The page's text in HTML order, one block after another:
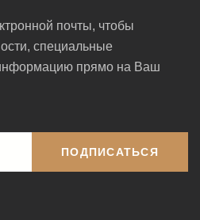
почты, чтобы
специальные
прямо на Ваш
ПОДПИСАТЬСЯ